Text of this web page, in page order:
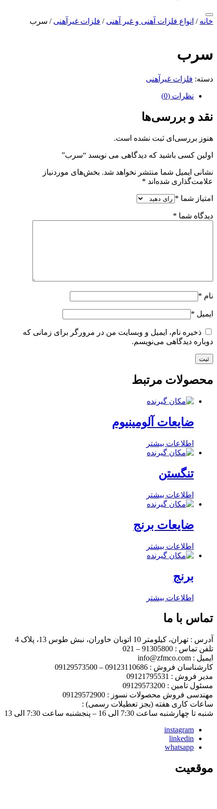
خانه / انواع فلزات آهنی و غیر آهنی / فلزات غیرآهنی / سرب
سرب
دسته: فلزات غیرآهنی
نظرات (0)
نقد و بررسی‌ها
هنوز بررسی‌ای ثبت نشده است.
اولین کسی باشید که دیدگاهی می نویسد “سرب”
نشانی ایمیل شما منتشر نخواهد شد. بخش‌های موردنیاز
علامت‌گذاری شده‌اند *
امتیاز شما *
دیدگاه شما *
نام *
ایمیل *
ذخیره نام، ایمیل و وبسایت من در مرورگر برای زمانی که
دوباره دیدگاهی می‌نویسم.
محصولات مرتبط
ضایعات آلومینیوم
اطلاعات بیشتر
تنگستن
اطلاعات بیشتر
ضایعات برنج
اطلاعات بیشتر
برنج
اطلاعات بیشتر
تماس با ما
آدرس : تهران، کیلومتر 10 اتوبان خاوران، نبش طوس 13، پلاک 4
تلفن تماس : 91305800 – 021
ایمیل : info@zfmco.com
کارشناسان فروش : 09123110686 – 09129573500
مدیر فروش : 09121795531
مسئول تامین : 09129573200
مهندسی فروش محصولات نسوز : 09129572900
ساعات کاری هفته (بجز تعطیلات رسمی) :
شنبه تا چهارشنبه ساعت 7:30 الی 16 – پنجشنبه ساعت 7:30 الی 13
instagram
linkedin
whatsapp
موقعیت